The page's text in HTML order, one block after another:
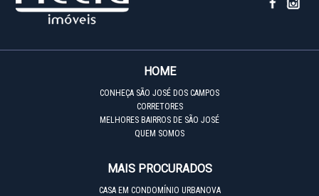
HOME
CONHEÇA SÃO JOSÉ DOS CAMPOS
CORRETORES
MELHORES BAIRROS DE SÃO JOSÉ
QUEM SOMOS
MAIS PROCURADOS
CASA EM CONDOMÍNIO URBANOVA